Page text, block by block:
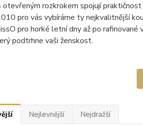
rozkrokem spojují
pro vás vybíráme ty nejkvalitnější
pro horké letní dny až po
podtrhne vaši ženskost.
Nejlevnější Nejdražší